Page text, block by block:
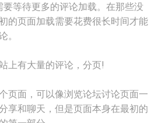
等待更多的评论加载。在那些没
的页面加载需要花费很长时间才能
。
上有大量的评论，分页!
页面，可以像浏览论坛讨论页面一
享和聊天，但是页面本身在最初的